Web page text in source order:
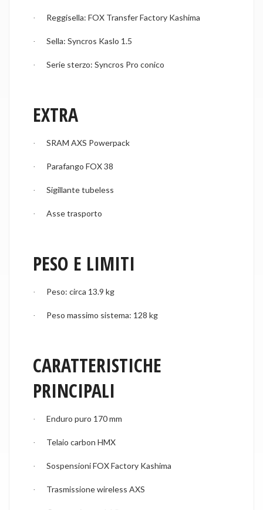
· Reggisella: FOX Transfer Factory Kashima
· Sella: Syncros Kaslo 1.5
· Serie sterzo: Syncros Pro conico
EXTRA
· SRAM AXS Powerpack
· Parafango FOX 38
· Sigillante tubeless
· Asse trasporto
PESO E LIMITI
· Peso: circa 13.9 kg
· Peso massimo sistema: 128 kg
CARATTERISTICHE
PRINCIPALI
· Enduro puro 170 mm
· Telaio carbon HMX
· Sospensioni FOX Factory Kashima
· Trasmissione wireless AXS